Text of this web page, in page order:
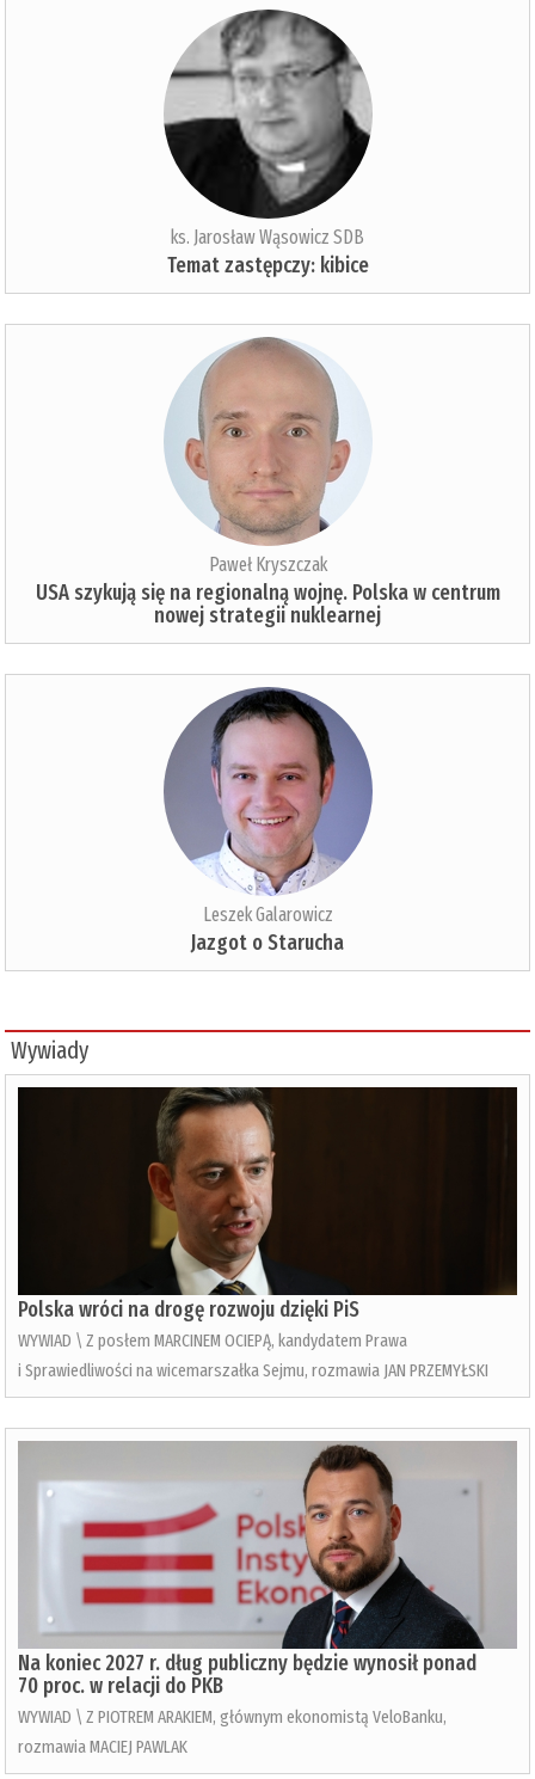
ks. Jarosław Wąsowicz SDB
Temat zastępczy: kibice
Paweł Kryszczak
USA szykują się na regionalną wojnę. Polska w centrum
nowej strategii nuklearnej
Leszek Galarowicz
Jazgot o Starucha
Wywiady
Polska wróci na drogę rozwoju dzięki PiS
WYWIAD \ Z posłem MARCINEM OCIEPĄ, kandydatem Prawa
i Sprawiedliwości na wicemarszałka Sejmu, rozmawia JAN PRZEMYŁSKI
Na koniec 2027 r. dług publiczny będzie wynosił ponad
70 proc. w relacji do PKB
WYWIAD \ Z PIOTREM ARAKIEM, głównym ekonomistą VeloBanku,
rozmawia MACIEJ PAWLAK